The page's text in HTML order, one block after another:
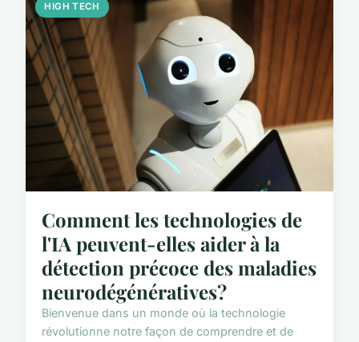
HIGH TECH
Comment les technologies de
l'IA peuvent-elles aider à la
détection précoce des maladies
neurodégénératives?
Bienvenue dans un monde où la technologie
révolutionne notre façon de comprendre et de